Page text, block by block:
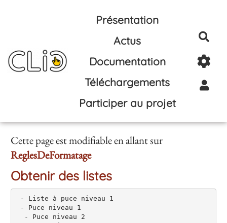
Aller au contenu principal
Présentation
Actus
Documentation
Téléchargements
Participer au projet
Cette page est modifiable en allant sur
ReglesDeFormatage
Obtenir des listes
- Liste à puce niveau 1
- Puce niveau 1
  - Puce niveau 2